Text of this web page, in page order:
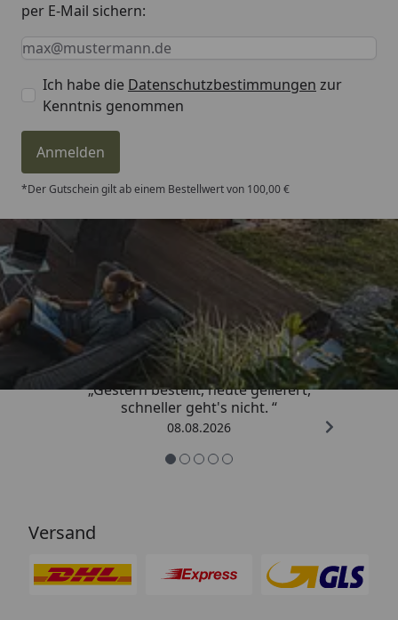
per E-Mail sichern:
Keine Eingabe erforderlich
Eingabe erforderlich
E-Mail *
Ich habe die Datenschutzbestimmungen zur
Kenntnis genommen
Anmelden
*Der Gutschein gilt ab einem Bestellwert von 100,00 €
Trusted Shops
4,81/ 5
„Gestern bestellt, heute geliefert,
schneller geht's nicht. “
08.08.2026
Versand